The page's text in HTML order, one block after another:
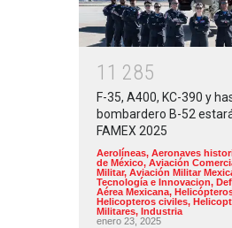
1 1 285
F-35, A400, KC-390 y
bombardero B-52
FAMEX 2025
Aerolíneas, Aeronaves
de México, Aviación
Militar, Aviación Militar
Tecnología e Innovacion,
Aérea Mexicana,
Helicopteros civiles,
Militares, Industria
enero 23, 2025